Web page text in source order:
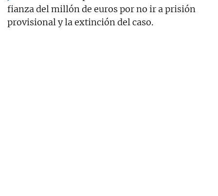
fianza del millón de euros por no ir a prisión
provisional y la extinción del caso.